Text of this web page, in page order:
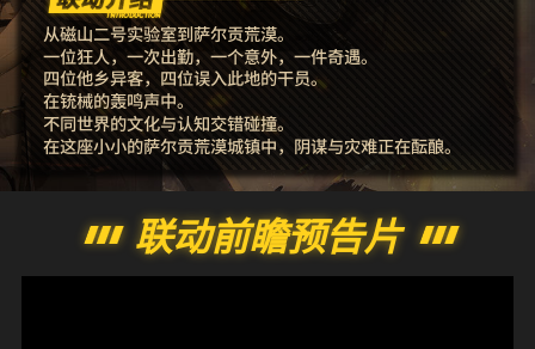
从磁山二号实验室到萨尔贡荒漠。
一位狂人，一次出勤，一个意外，一件奇遇。
四位他乡异客，四位误入此地的干员。
在铳械的轰鸣声中。
不同世界的文化与认知交错碰撞。
在这座小小的萨尔贡荒漠城镇中，阴谋与灾难正在酝酿。
联动前瞻预告片